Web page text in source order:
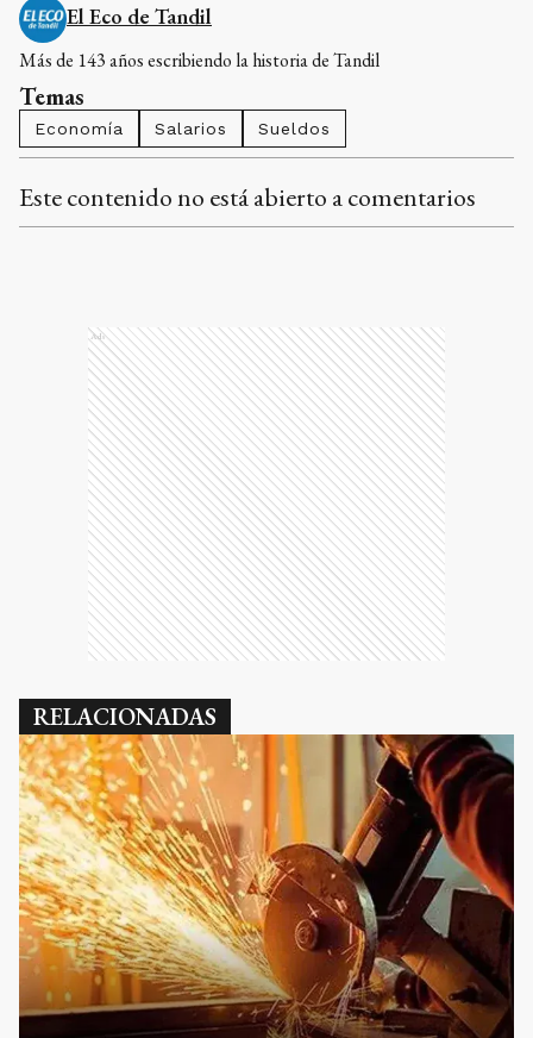
El Eco de Tandil
Más de 143 años escribiendo la historia de Tandil
Temas
Economía Salarios Sueldos
Este contenido no está abierto a comentarios
Ads
RELACIONADAS